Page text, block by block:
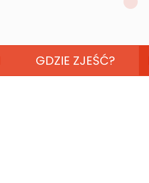
GDZIE ZJEŚĆ?